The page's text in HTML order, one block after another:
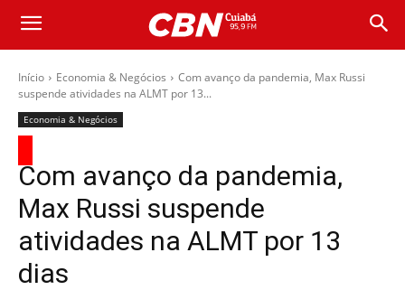
Início Economia & Negócios
Com avanço da pandemia, Max Russi
suspende atividades na ALMT por 13...
Economia & Negócios
Com avanço da pandemia,
Max Russi suspende
atividades na ALMT por 13
dias